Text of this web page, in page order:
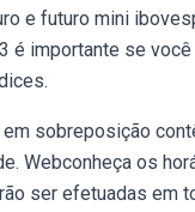
e futuro mini
é importante se
sobreposição
Webconheça os
ser efetuadas em